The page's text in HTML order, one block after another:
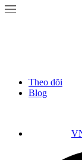
Theo dõi
Blog